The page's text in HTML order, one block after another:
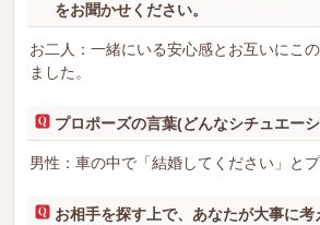
をお聞かせください。
お二人：一緒にいる安心感とお互いにこ
ました。
プロポーズの言葉(どんなシチュエー
男性：車の中で「結婚してください」と
お相手を探す上で、あなたが大事に考